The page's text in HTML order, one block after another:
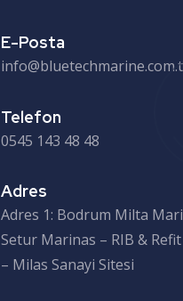
E-Posta
Telefon
0545 143 48 48
Adres
Adres 1: Bodrum Milta MarinaAdres 2: Ören Setur Marinas – RIB &